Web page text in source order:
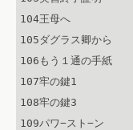
104王母へ
105ダグラス卿から
106もう１通の手紙
107牢の鍵1
108牢の鍵3
109パワ−スト−ン